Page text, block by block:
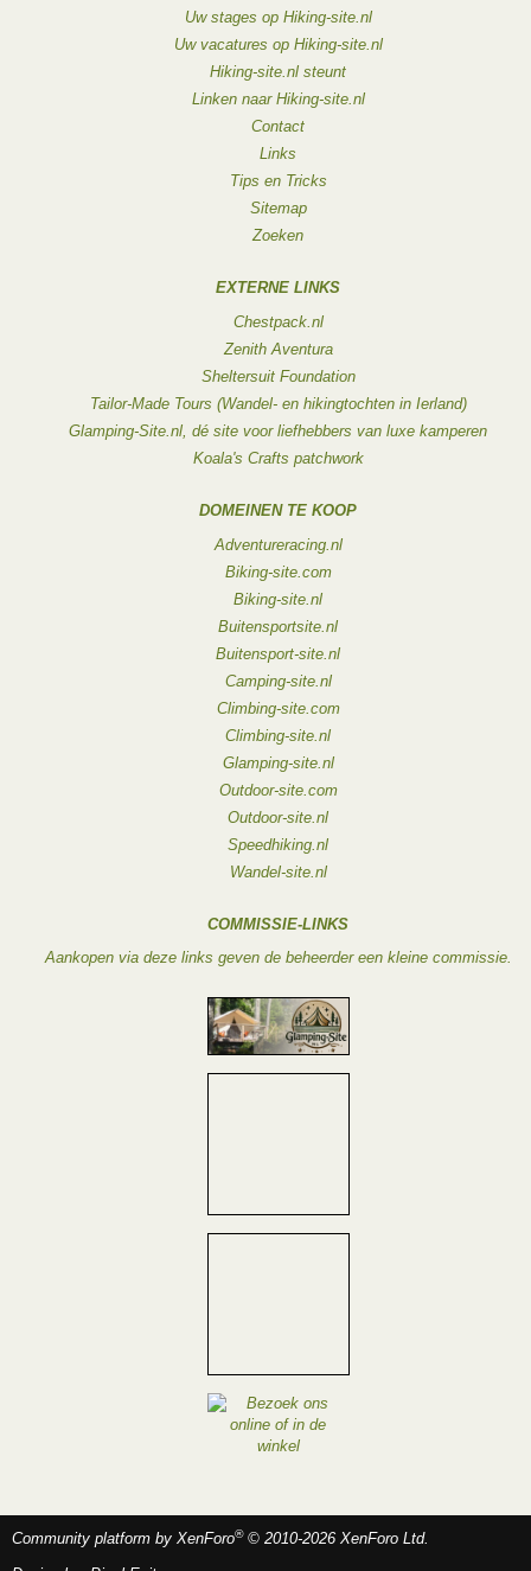
Uw stages op Hiking-site.nl
Uw vacatures op Hiking-site.nl
Hiking-site.nl steunt
Linken naar Hiking-site.nl
Contact
Links
Tips en Tricks
Sitemap
Zoeken
EXTERNE LINKS
Chestpack.nl
Zenith Aventura
Sheltersuit Foundation
Tailor-Made Tours (Wandel- en hikingtochten in Ierland)
Glamping-Site.nl, dé site voor liefhebbers van luxe kamperen
Koala's Crafts patchwork
DOMEINEN TE KOOP
Adventureracing.nl
Biking-site.com
Biking-site.nl
Buitensportsite.nl
Buitensport-site.nl
Camping-site.nl
Climbing-site.com
Climbing-site.nl
Glamping-site.nl
Outdoor-site.com
Outdoor-site.nl
Speedhiking.nl
Wandel-site.nl
COMMISSIE-LINKS
Aankopen via deze links geven de beheerder een kleine commissie.
Community platform by XenForo® © 2010-2026 XenForo Ltd.